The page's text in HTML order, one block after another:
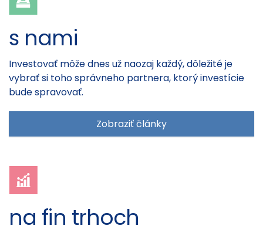
s nami
Investovať môže dnes už naozaj každý, dôležité je
vybrať si toho správneho partnera, ktorý investície
bude spravovať.
Zobraziť články
na fin trhoch